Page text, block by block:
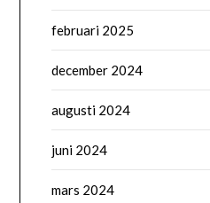
februari 2025
december 2024
augusti 2024
juni 2024
mars 2024